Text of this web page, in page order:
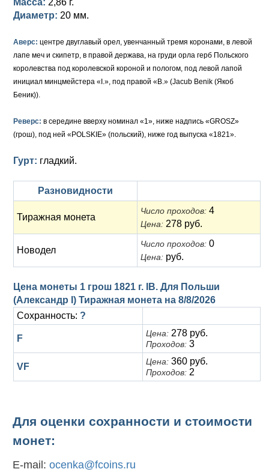
Масса: 2,86 г.
Диаметр: 20 мм.
Аверс: центре двуглавый орел, увенчанный тремя коронами, в левой
лапе меч и скипетр, в правой держава, на груди орла герб Польского
королевства под королевской короной и пологом, под левой лапой
инициал минцмейстера «I.», под правой «B.» (Jacub Benik (Якоб
Беник)).
Реверс: в середине вверху номинал «1», ниже надпись «GROSZ»
(грош), под ней «POLSKIE» (польский), ниже год выпуска «1821».
Гурт: гладкий.
Разновидности
Тиражная монета
Число проходов: 4
Цена: 278 руб.
Новодел
Число проходов: 0
Цена: руб.
Цена монеты 1 грош 1821 г. IB. Для Польши
(Александр I) Тиражная монета на 8/8/2026
Сохранность: ?
F Цена: 278 руб.
Проходов: 3
VF Цена: 360 руб.
Проходов: 2
Для оценки сохранности и стоимости
монет:
E-mail: ocenka@fcoins.ru